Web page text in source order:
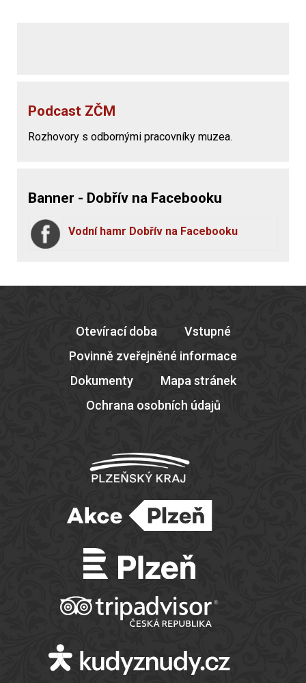
Podcast ZČM
Rozhovory s odbornými pracovníky muzea.
Banner - Dobřív na Facebooku
Vodní hamr Dobřív na Facebooku
Otevírací doba
Vstupné
Povinně zveřejněné informace
Dokumenty
Mapa stránek
Ochrana osobních údajů